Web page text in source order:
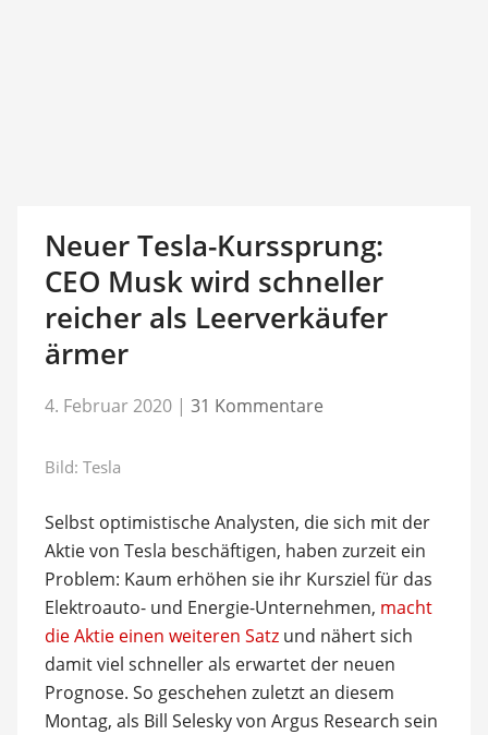
Neuer Tesla-Kurssprung:
CEO Musk wird schneller
reicher als Leerverkäufer
ärmer
4. Februar 2020 | 31 Kommentare
Bild: Tesla
Selbst optimistische Analysten, die sich mit der
Aktie von Tesla beschäftigen, haben zurzeit ein
Problem: Kaum erhöhen sie ihr Kursziel für das
Elektroauto- und Energie-Unternehmen, macht
die Aktie einen weiteren Satzund nähert sich
damit viel schneller als erwartet der neuen
Prognose. So geschehen zuletzt an diesem
Montag, als Bill Selesky von Argus Research sein